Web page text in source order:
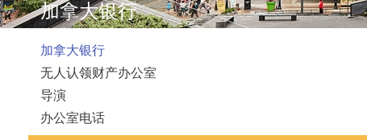
加拿大银行
加拿大银行
无人认领财产办公室
导演
办公室电话